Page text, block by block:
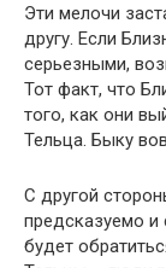
Эти мелочи
другу. Если
серьезными,
Тот факт, что
того, как они
Тельца. Быку
С другой
предсказуемо
будет